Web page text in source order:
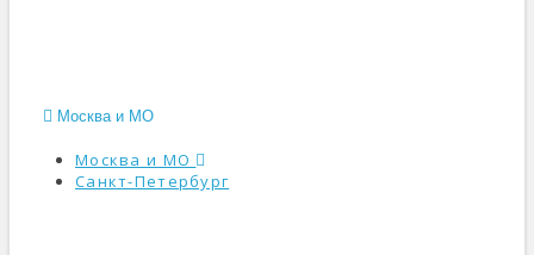
Москва и МО
Москва и МО
Санкт-Петербург